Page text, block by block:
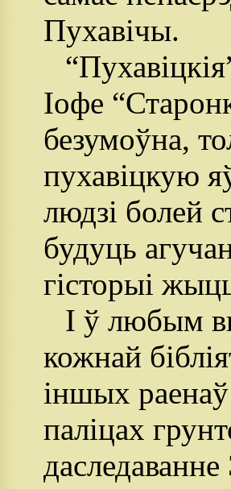
Пухавічы.
Іофе
безумоўна,
пухавіцкую
людзі болей
будуць
гicторыi
I ў любым
кожнай
іншых
паліцах